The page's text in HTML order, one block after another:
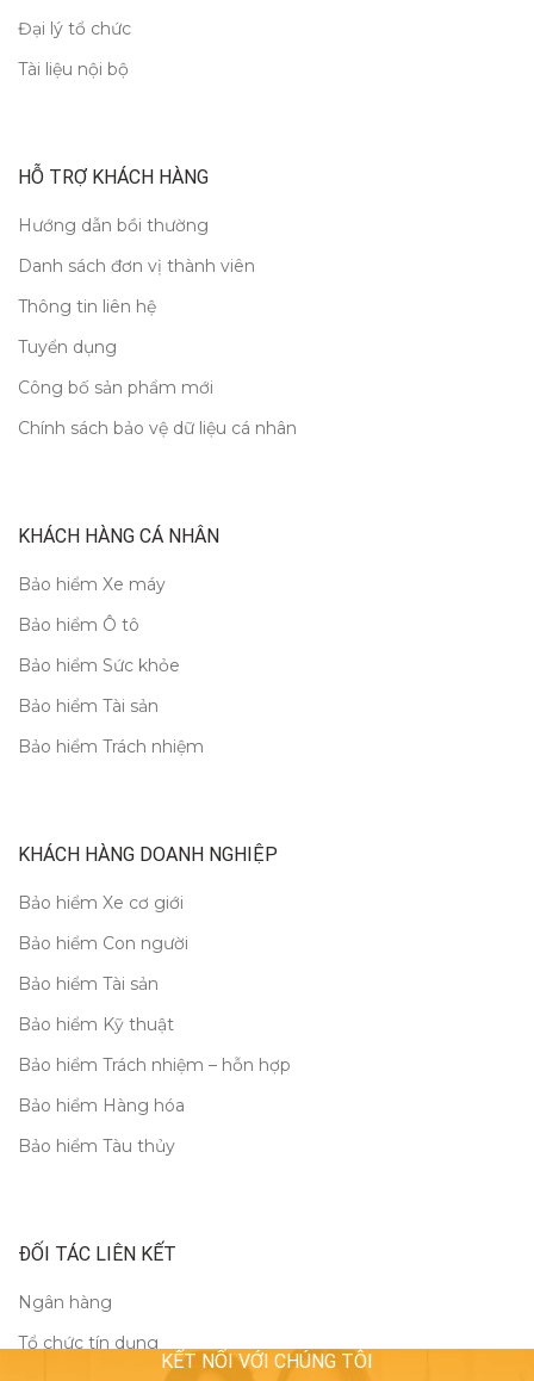
Đại lý tổ chức
Tài liệu nội bộ
HỖ TRỢ KHÁCH HÀNG
Hướng dẫn bồi thường
Danh sách đơn vị thành viên
Thông tin liên hệ
Tuyển dụng
Công bố sản phẩm mới
Chính sách bảo vệ dữ liệu cá nhân
KHÁCH HÀNG CÁ NHÂN
Bảo hiểm Xe máy
Bảo hiểm Ô tô
Bảo hiểm Sức khỏe
Bảo hiểm Tài sản
Bảo hiểm Trách nhiệm
KHÁCH HÀNG DOANH NGHIỆP
Bảo hiểm Xe cơ giới
Bảo hiểm Con người
Bảo hiểm Tài sản
Bảo hiểm Kỹ thuật
Bảo hiểm Trách nhiệm – hỗn hợp
Bảo hiểm Hàng hóa
Bảo hiểm Tàu thủy
ĐỐI TÁC LIÊN KẾT
Ngân hàng
Tổ chức tín dụng
KẾT NỐI VỚI CHÚNG TÔI